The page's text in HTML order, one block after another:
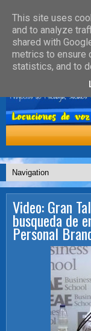
Video: Gran
busqueda de
Personal
This site uses
and to analyze
shared with
metrics to ensure
statistics, and to